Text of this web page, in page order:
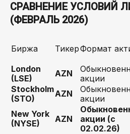
СРАВНЕНИЕ УСЛОВИЙ
(ФЕВРАЛЬ 2026)
Биржа ТикерФормат
London
(LSE)
AZN
акции
Stockholm
(STO)
AZN
акции
New York
(NYSE)
AZN
акции (с
02.02.26)